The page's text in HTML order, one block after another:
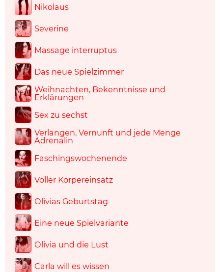
Nikolaus
Severine
Massage interruptus
Das neue Spielzimmer
Weihnachten, Bekenntnisse und
Erklärungen
Sex zu sechst
Verlangen, Vernunft und jede Menge
Adrenalin
Faschingswochenende
Voller Körpereinsatz
Olivias Geburtstag
Eine neue Spielvariante
Olivia und die Lust
Carla will es wissen